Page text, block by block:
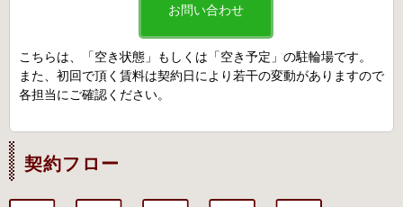
お問い合わせ
こちらは、「空き状態」もしくは「空き予定」の駐輪場です。
また、初回で頂く賃料は契約日により若干の変動がありますので
各担当にご確認ください。
契約フロー